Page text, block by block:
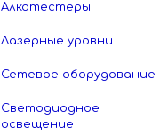
Алкотестеры
Лазерные уровни
Сетевое оборудование
Светодиодное
освещение